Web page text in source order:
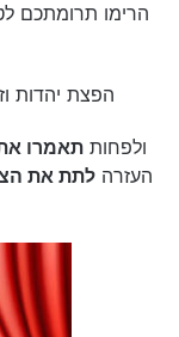
הרימו תרומתכם
הפצת יהדות
ולפחותתאמרו
העזרהלתת את